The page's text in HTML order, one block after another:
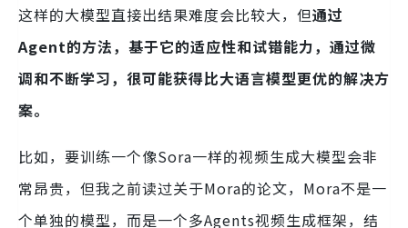
这样的大模型直接出结果难度会比较大，但通过
Agent的方法，基于它的适应性和试错能力，通过微
调和不断学习，很可能获得比大语言模型更优的解决方
案。
比如，要训练一个像Sora一样的视频生成大模型会非
常昂贵，但我之前读过关于Mora的论文，Mora不是一
个单独的模型，而是一个多Agents视频生成框架，结